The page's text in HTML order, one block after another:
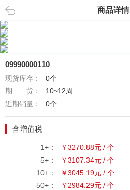
返回 商品详情
09990000110
现货库存：
0个
期 货：
10~12周
近期销量：
0个
含增值税
1+：
￥3270.88元 / 个
5+：
￥3107.34元 / 个
10+：
￥3045.19元 / 个
50+：
￥2984.29元 / 个